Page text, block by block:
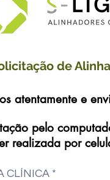
de
atentamente e
pelo
realizada por
CLÍNICA